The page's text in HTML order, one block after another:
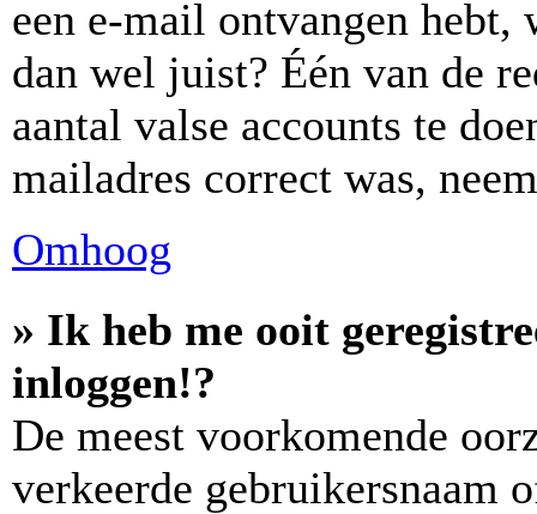
een e-mail ontvangen hebt,
dan wel juist? Één van de
aantal valse accounts te
mailadres correct was,
Omhoog
» Ik heb me ooit
inloggen!?
De meest voorkomende
verkeerde gebruikersnaam